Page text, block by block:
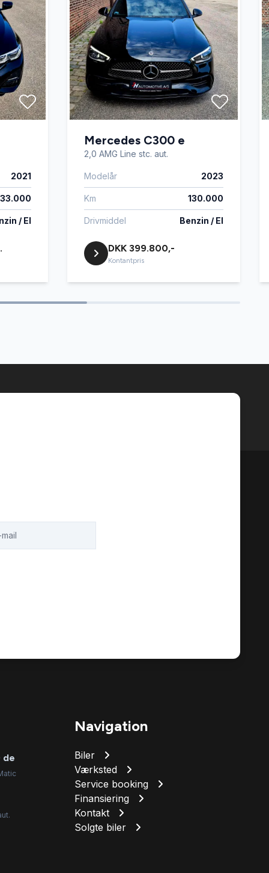
2021
/ El
Mercedes C300 e
2,0 AMG Line stc. aut.
Modelår 2023
Km 130.000
Drivmiddel Benzin / El
DKK 399.800,-
Kontantpris
de
Navigation
Biler
Værksted
Service booking
Finansiering
Kontakt
Solgte biler